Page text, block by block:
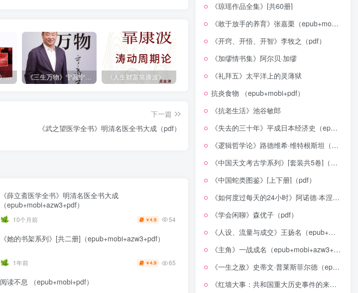
《周梅森作品全集》[共30册] 《三生万物》宁高宁（epub+mobi+azw3+pdf） 《人生财富靠康波》波动周期论（epub+mobi+azw3+pdf） 《人类新史》一次改写人类命运的尝试（epub+mobi+azw3+pdf）
下一篇
《武之望医学全书》明清名医全书大成（pdf）
《薛立斋医学全书》明清名医全书大成
（epub+mobi+azw3+pdf）
10个月前 ￥4.9 54
《她的书架系列》[共二册]（epub+mobi+azw3+pdf）
1年前 ￥4.9 65
阅读不息 （epub+mobi+pdf）
《琼瑶作品全集》[共60册]
《敢于放手的养育》张嘉栗（epub+mobi+azw3+pdf）
《开窍、开悟、开智》李牧之（pdf）
《加缪情书集》阿尔贝·加缪
《礼拜五》太平洋上的灵薄狱
抗炎食物 （epub+mobi+pdf）
《抗老生活》池谷敏郎
《失去的三十年》平成日本经济史（epub+mobi+azw3+pdf）
《逻辑哲学论》路德维希·维特根斯坦（epub+mobi+azw3+pdf）
《中国天文考古学系列》[套装共5卷]（epub+mobi+azw3+pdf）
《中国蛇类图鉴》[上下册]（pdf）
《如何度过每天的24小时》阿诺德·本涅特（epub+mobi+azw3+pdf）
《学会闲聊》森优子（pdf）
《人设、流量与成交》王扬名（epub+mobi+azw3+pdf）
《主角》一战成名（epub+mobi+azw3+pdf）
《一生之敌》史蒂文·普莱斯菲尔德（epub+mobi+azw3+pdf）
《红墙大事：共和国重大历史事件的来龙去脉》（全二册）（pdf）